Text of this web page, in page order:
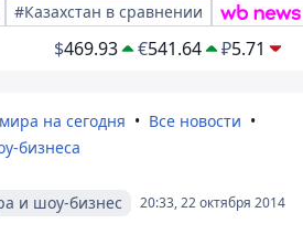
#Казахстан в сравнении
$469.93 €541.64 ₽5.71
на сегодня
Все новости
бизнеса
20:33, 22 октября 2014
и шоу-бизнес